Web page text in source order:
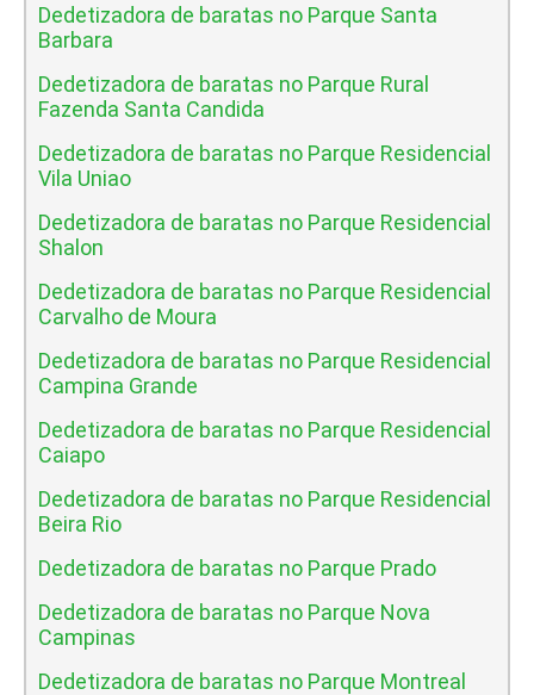
Dedetizadora de baratas no Parque Santa
Barbara
Dedetizadora de baratas no Parque Rural
Fazenda Santa Candida
Dedetizadora de baratas no Parque Residencial
Vila Uniao
Dedetizadora de baratas no Parque Residencial
Shalon
Dedetizadora de baratas no Parque Residencial
Carvalho de Moura
Dedetizadora de baratas no Parque Residencial
Campina Grande
Dedetizadora de baratas no Parque Residencial
Caiapo
Dedetizadora de baratas no Parque Residencial
Beira Rio
Dedetizadora de baratas no Parque Prado
Dedetizadora de baratas no Parque Nova
Campinas
Dedetizadora de baratas no Parque Montreal